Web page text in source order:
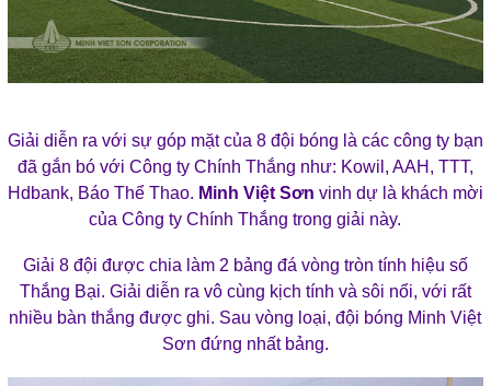
Giải diễn ra với sự góp mặt của 8 đội bóng là các công ty bạn
đã gắn bó với Công ty Chính Thắng như: Kowil, AAH, TTT,
Hdbank, Báo Thể Thao. Minh Việt Sơn vinh dự là khách mời
của Công ty Chính Thắng trong giải này.
Giải 8 đội được chia làm 2 bảng đá vòng tròn tính hiệu số
Thắng Bại. Giải diễn ra vô cùng kịch tính và sôi nổi, với rất
nhiều bàn thắng được ghi. Sau vòng loại, đội bóng Minh Việt
Sơn đứng nhất bảng.